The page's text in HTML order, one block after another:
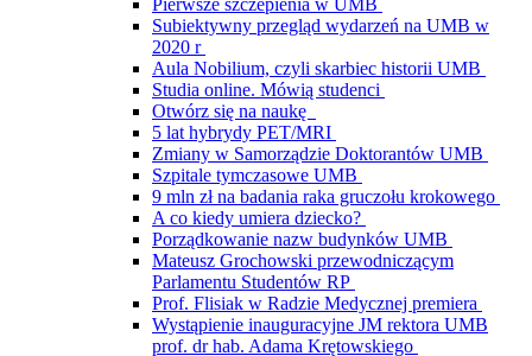
Pierwsze szczepienia w UMB
Subiektywny przegląd wydarzeń na UMB w
2020 r
Aula Nobilium, czyli skarbiec historii UMB
Studia online. Mówią studenci
Otwórz się na naukę
5 lat hybrydy PET/MRI
Zmiany w Samorządzie Doktorantów UMB
Szpitale tymczasowe UMB
9 mln zł na badania raka gruczołu krokowego
A co kiedy umiera dziecko?
Porządkowanie nazw budynków UMB
Mateusz Grochowski przewodniczącym
Parlamentu Studentów RP
Prof. Flisiak w Radzie Medycznej premiera
Wystąpienie inauguracyjne JM rektora UMB
prof. dr hab. Adama Krętowskiego